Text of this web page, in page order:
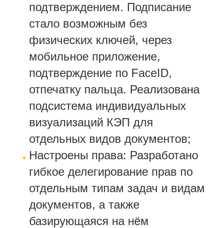
подтверждением. Подписание
стало возможным без
физических ключей, через
мобильное приложение,
подтверждение по FaceID,
отпечатку пальца. Реализована
подсистема индивидуальных
визуализаций КЭП для
отдельных видов документов;
Настроены права: Разработано
гибкое делегирование прав по
отдельным типам задач и видам
документов, а также
базирующаяся на нём